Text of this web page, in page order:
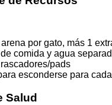
por gato, más 1
comida y agua
pads
esconderse para
Salud